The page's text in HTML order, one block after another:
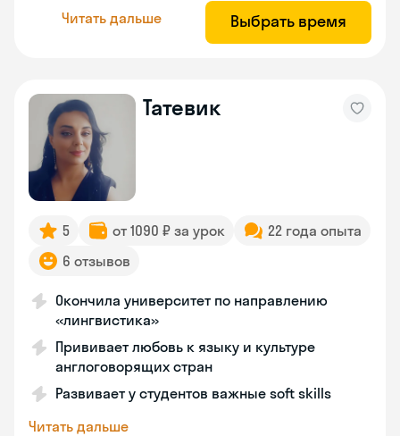
Читать дальше Выбрать время
Татевик
5 от 1090 ₽ за урок
22 года опыта
6 отзывов
Окончила университет по направлению
«лингвистика»
Прививает любовь к языку и культуре
англоговорящих стран
Развивает у студентов важные soft skills
Читать дальше